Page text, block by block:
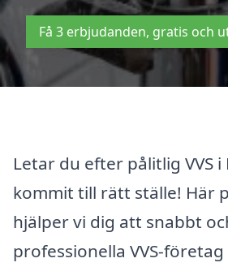
Få 3 erbjudanden, gratis och
Letar du efter pålitlig VVS i
kommit till rätt ställe! Här
hjälper vi dig att snabbt
professionella VVS-